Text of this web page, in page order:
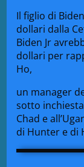
Il figlio di
dollari dalla
Biden Jr
dollari per
Ho,
un manager
sotto
Chad e
di Hunter e di